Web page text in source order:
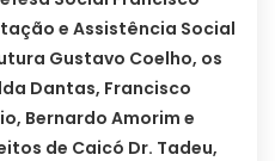
e Assistência Social
Gustavo Coelho, os
Dantas, Francisco
Bernardo Amorim e
de Caicó Dr. Tadeu,